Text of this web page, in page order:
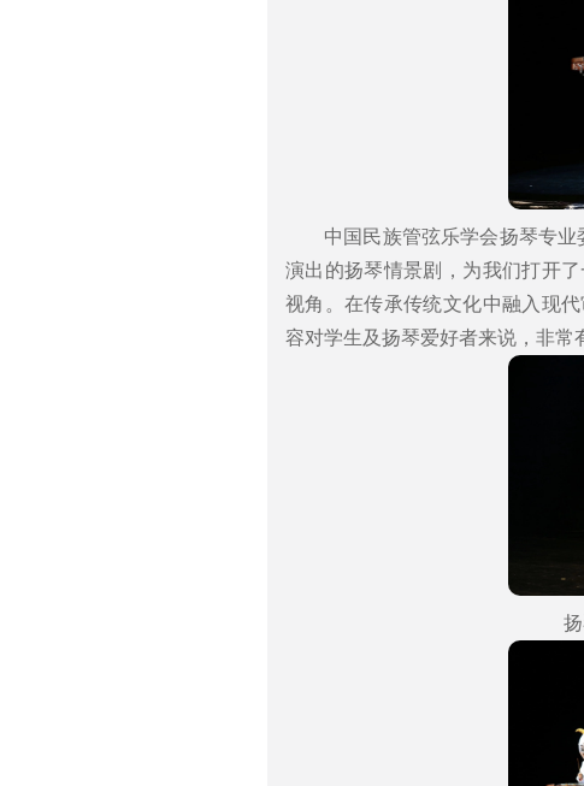
中国民族管弦乐学会扬琴专
演出的扬琴情景剧，为我们打开
视角。在传承传统文化中融入现
容对学生及扬琴爱好者来说，非常